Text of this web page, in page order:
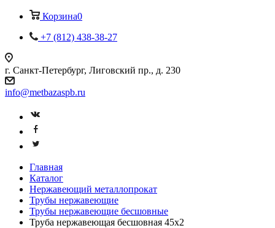
Корзина0
+7 (812) 438-38-27
г. Санкт-Петербург, Лиговский пр., д. 230
info@metbazaspb.ru
Главная
Каталог
Нержавеющий металлопрокат
Трубы нержавеющие
Трубы нержавеющие бесшовные
Труба нержавеющая бесшовная 45х2